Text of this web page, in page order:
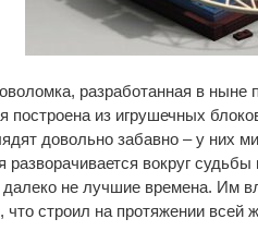
разработанная в
построена из игрушечных
довольно забавно – у них
разворачивается вокруг
не лучшие времена. Им
строил на протяжении всей